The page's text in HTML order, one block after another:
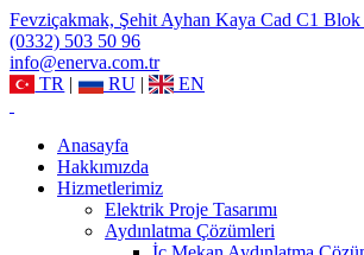
Fevziçakmak, Şehit Ayhan Kaya Cad C1
(0332) 503 50 96
info@enerva.com.tr
TR | RU | EN
Anasayfa
Hakkımızda
Hizmetlerimiz
Elektrik Proje Tasarımı
Aydınlatma Çözümleri